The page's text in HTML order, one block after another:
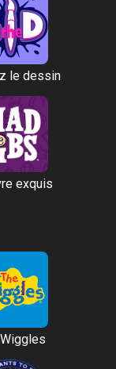
le dessin
exquis